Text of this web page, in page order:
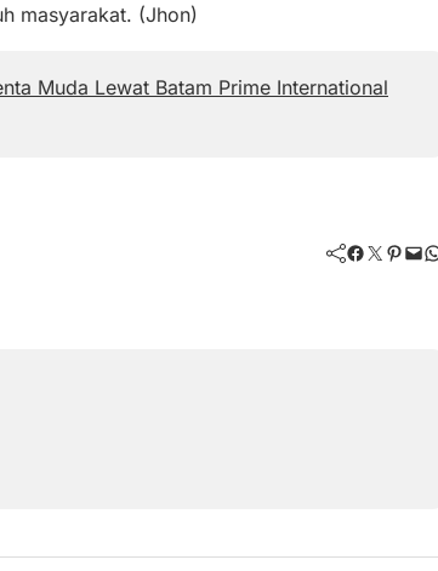
masyarakat. (Jhon)
Muda Lewat Batam Prime International
Facebook Twitter Pinterest Mail WhatsApp